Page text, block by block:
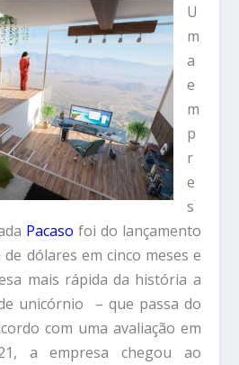
U
m
a
e
m
p
r
e
s
Pacaso foi do lançamento
dólares em cinco meses e
mais rápida da história a
unicórnio – que passa do
com uma avaliação em
a empresa chegou ao